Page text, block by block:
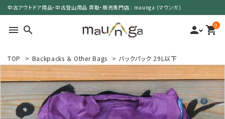
中古アウトドア用品・中古登山用品 買取・販売専門店 : maunga (マウンガ)
menu search person 0
shopping_cart
search
カテゴリーで選ぶ
TOP > Backpacks ＆ Other Bags > バックパック 29L以下